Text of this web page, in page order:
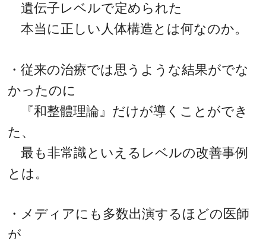
遺伝子レベルで定められた
本当に正しい人体構造とは何なのか。
・従来の治療では思うような結果がでな
かったのに
『和整體理論』だけが導くことができ
た、
最も非常識といえるレベルの改善事例
とは。
・メディアにも多数出演するほどの医師
が